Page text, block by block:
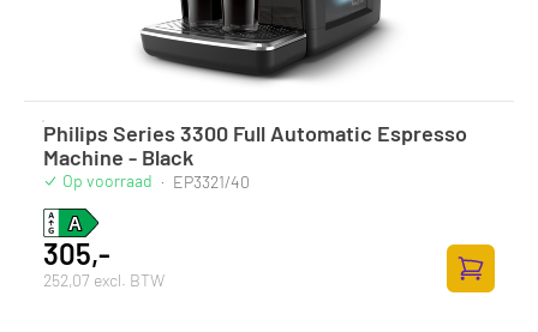
Philips Series 3300 Full Automatic Espresso
Machine - Black
Op voorraad · EP3321/40
305,-
252,07 excl. BTW